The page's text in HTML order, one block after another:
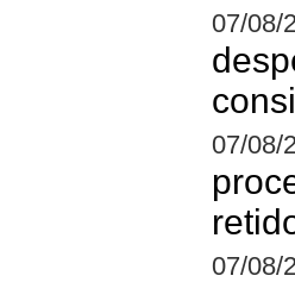
07/08/
07/08/
07/08/